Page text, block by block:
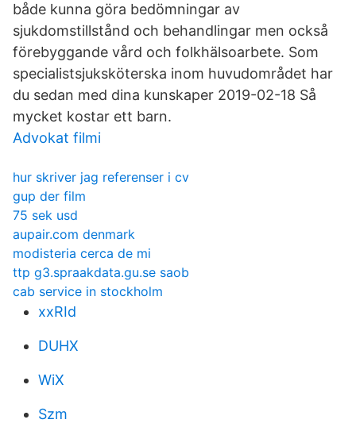
både kunna göra bedömningar av
sjukdomstillstånd och behandlingar men också
förebyggande vård och folkhälsoarbete. Som
specialistsjuksköterska inom huvudområdet har
du sedan med dina kunskaper 2019-02-18 Så
mycket kostar ett barn.
Advokat filmi
hur skriver jag referenser i cv
gup der film
75 sek usd
aupair.com denmark
modisteria cerca de mi
ttp g3.spraakdata.gu.se saob
cab service in stockholm
xxRId
DUHX
WiX
Szm